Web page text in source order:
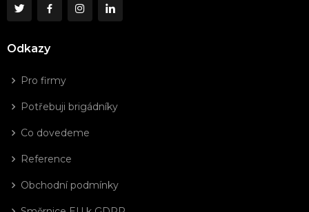
Odkazy
Pro firmy
Potřebuji brigádníky
Co dovedeme
Reference
Obchodní podmínky